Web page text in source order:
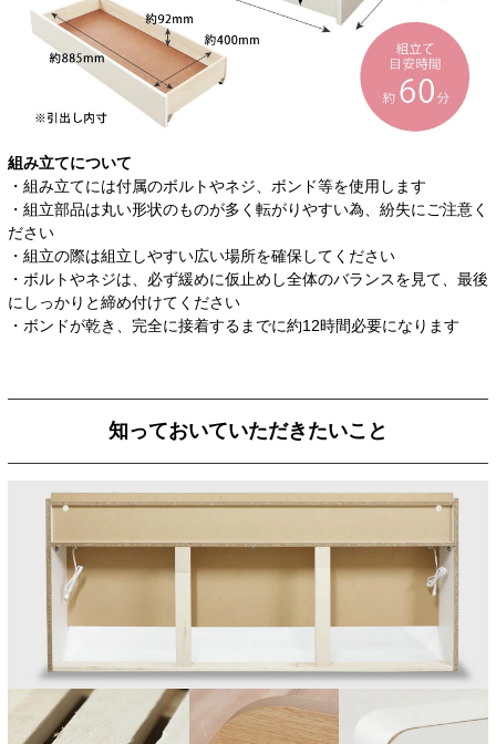
組み立てについて
・組み立てには付属のボルトやネジ、ボンド等を使用します
・組立部品は丸い形状のものが多く転がりやすい為、紛失にご注意く
ださい
・組立の際は組立しやすい広い場所を確保してください
・ボルトやネジは、必ず緩めに仮止めし全体のバランスを見て、最後
にしっかりと締め付けてください
・ボンドが乾き、完全に接着するまでに約12時間必要になります
知っておいていただきたいこと